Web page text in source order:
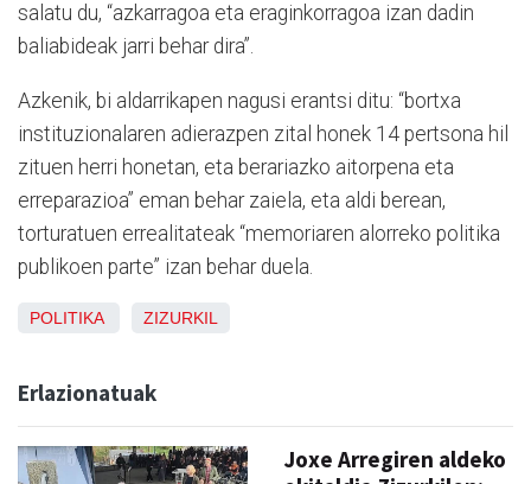
salatu du, “azkarragoa eta eraginkorragoa izan dadin
baliabideak jarri behar dira”.
Azkenik, bi aldarrikapen nagusi erantsi ditu: “bortxa
instituzionalaren adierazpen zital honek 14 pertsona hil
zituen herri honetan, eta berariazko aitorpena eta
erreparazioa” eman behar zaiela, eta aldi berean,
torturatuen errealitateak “memoriaren alorreko politika
publikoen parte” izan behar duela.
POLITIKA ZIZURKIL
Erlazionatuak
Joxe Arregiren aldeko